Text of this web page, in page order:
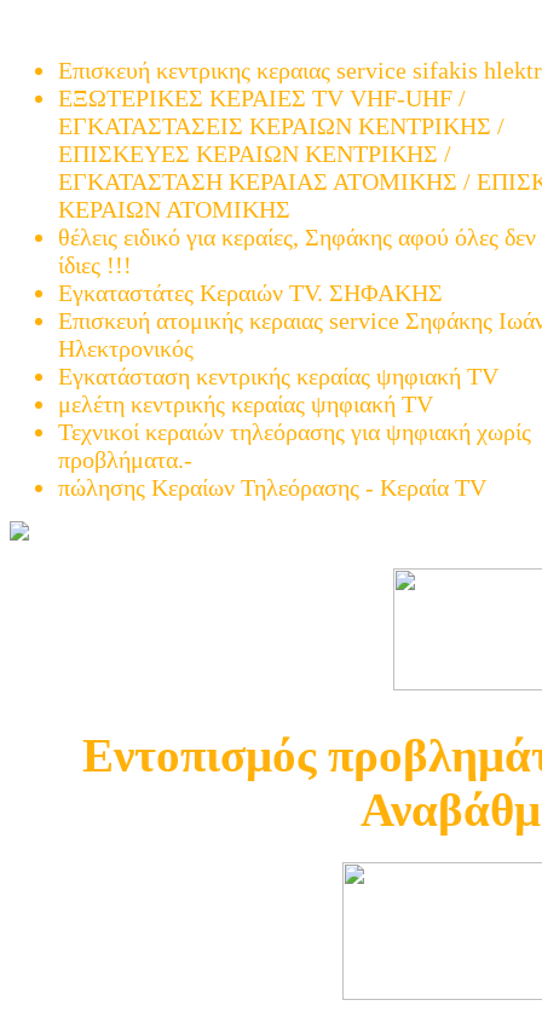
Επισκευή κεντρικης κεραιας service sifakis
ΕΞΩΤΕΡΙΚΕΣ ΚΕΡΑΙΕΣ TV VHF-UHF /
ΕΓΚΑΤΑΣΤΑΣΕΙΣ ΚΕΡΑΙΩΝ ΚΕΝΤΡΙΚΗΣ /
ΕΠΙΣΚΕΥΕΣ ΚΕΡΑΙΩΝ ΚΕΝΤΡΙΚΗΣ /
ΕΓΚΑΤΑΣΤΑΣΗ ΚΕΡΑΙΑΣ ΑΤΟΜΙΚΗΣ /
ΚΕΡΑΙΩΝ ΑΤΟΜΙΚΗΣ
θέλεις ειδικό για κεραίες, Σηφάκης αφού όλες δεν
ίδιες !!!
Εγκαταστάτες Κεραιών TV. ΣΗΦΑΚΗΣ
Επισκευή ατομικής κεραιας service Σηφάκης
Ηλεκτρονικός
Εγκατάσταση κεντρικής κεραίας ψηφιακή TV
μελέτη κεντρικής κεραίας ψηφιακή TV
Τεχνικοί κεραιών τηλεόρασης για ψηφιακή χωρίς
προβλήματα.-
πώλησης Κεραίων Τηλεόρασης - Κεραία TV
Εντοπισμός